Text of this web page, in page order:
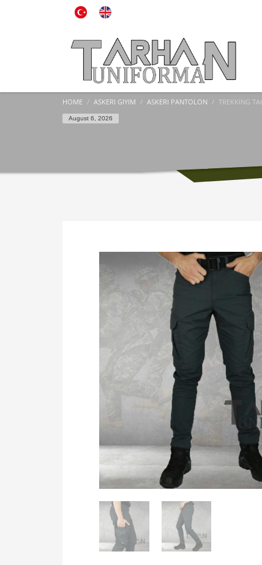
HOME ASKERI GIYIM ASKERI PANTOLON TREKKING
August 6, 2026